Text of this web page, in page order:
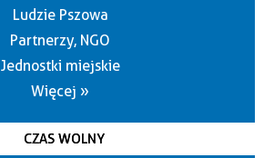
Ludzie Pszowa
Partnerzy, NGO
Jednostki miejskie
Więcej »
CZAS WOLNY